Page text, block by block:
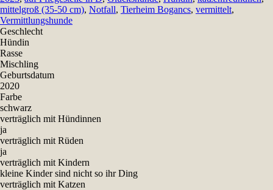
mittelgroß (35-50 cm), Notfall, Tierheim Bogancs, vermittelt,
Vermittlungshunde
Geschlecht
Hündin
Rasse
Mischling
Geburtsdatum
2020
Farbe
schwarz
verträglich mit Hündinnen
ja
verträglich mit Rüden
ja
verträglich mit Kindern
kleine Kinder sind nicht so ihr Ding
verträglich mit Katzen